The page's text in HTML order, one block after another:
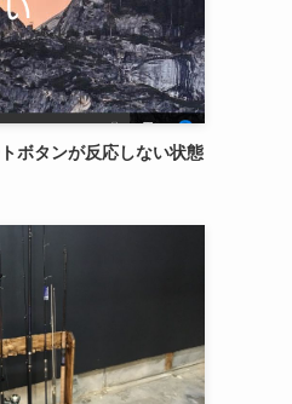
ボタンが反応しない状態